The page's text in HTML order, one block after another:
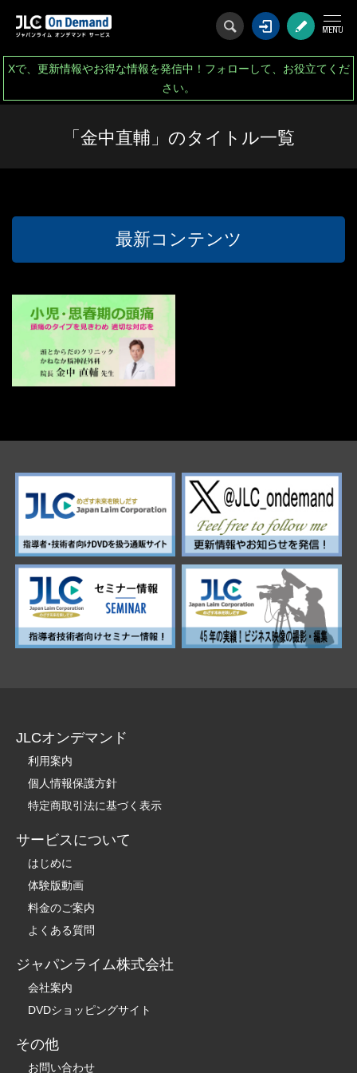
ログイン会
Xで、更新情報やお得な情報を発信中！フォローして、お役立てくだ
さい。
「金中直輔」のタイトル一覧
最新コンテンツ
JLCオンデマンド
利用案内
個人情報保護方針
特定商取引法に基づく表示
サービスについて
はじめに
体験版動画
料金のご案内
よくある質問
ジャパンライム株式会社
会社案内
DVDショッピングサイト
その他
お問い合わせ